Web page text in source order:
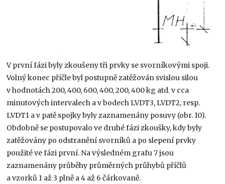
V první fázi byly zkoušeny tři prvky se svorníkovými spoji.
Volný konec příčle byl postupně zatěžován svislou silou
v hodnotách 200, 400, 600, 400, 200, 400 kg atd. v cca
minutových intervalech a v bodech LVDT3, LVDT2, resp.
LVDT1 a v patě spojky byly zaznamenány posuvy (obr. 10).
Obdobně se postupovalo ve druhé fázi zkoušky, kdy byly
zatěžovány po odstranění svorníků a po slepení prvky
použité ve fázi první. Na výsledném grafu 7 jsou
zaznamenány průběhy průměrných průhybů příčlů
a vzorků 1 až 3 plně a 4 až 6 čárkovaně.